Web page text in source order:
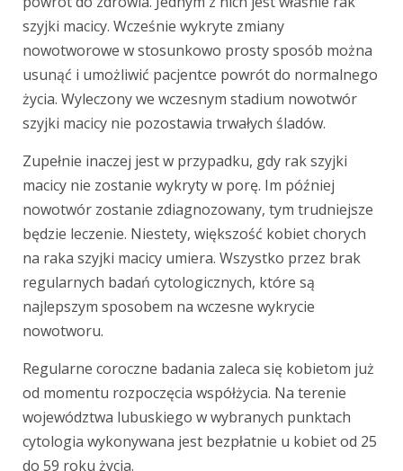
szyjki macicy. Wcześnie wykryte zmiany
nowotworowe w stosunkowo prosty sposób można
usunąć i umożliwić pacjentce powrót do normalnego
życia. Wyleczony we wczesnym stadium nowotwór
szyjki macicy nie pozostawia trwałych śladów.
Zupełnie inaczej jest w przypadku, gdy rak szyjki
macicy nie zostanie wykryty w porę. Im później
nowotwór zostanie zdiagnozowany, tym trudniejsze
będzie leczenie. Niestety, większość kobiet chorych
na raka szyjki macicy umiera. Wszystko przez brak
regularnych badań cytologicznych, które są
najlepszym sposobem na wczesne wykrycie
nowotworu.
Regularne coroczne badania zaleca się kobietom już
od momentu rozpoczęcia współżycia. Na terenie
województwa lubuskiego w wybranych punktach
cytologia wykonywana jest bezpłatnie u kobiet od 25
do 59 roku życia.